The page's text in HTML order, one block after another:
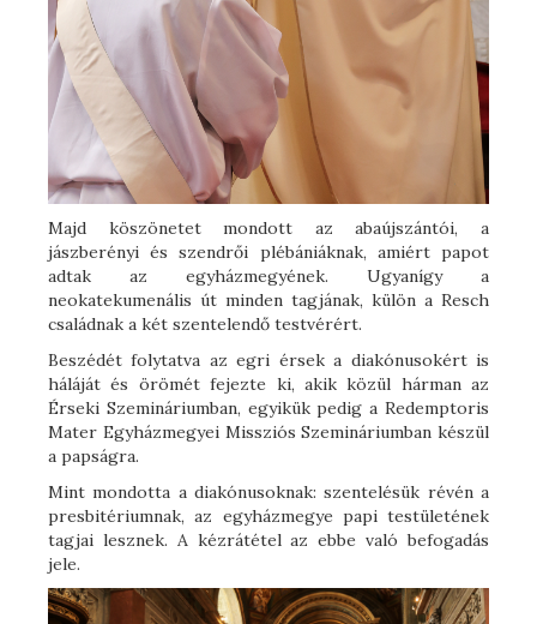
Majd köszönetet mondott az abaújszántói, a
jászberényi és szendrői plébániáknak, amiért papot
adtak az egyházmegyének. Ugyanígy a
neokatekumenális út minden tagjának, külön a Resch
családnak a két szentelendő testvérért.
Beszédét folytatva az egri érsek a diakónusokért is
háláját és örömét fejezte ki, akik közül hárman az
Érseki Szemináriumban, egyikük pedig a Redemptoris
Mater Egyházmegyei Missziós Szemináriumban készül
a papságra.
Mint mondotta a diakónusoknak: szentelésük révén a
presbitériumnak, az egyházmegye papi testületének
tagjai lesznek. A kézrátétel az ebbe való befogadás
jele.